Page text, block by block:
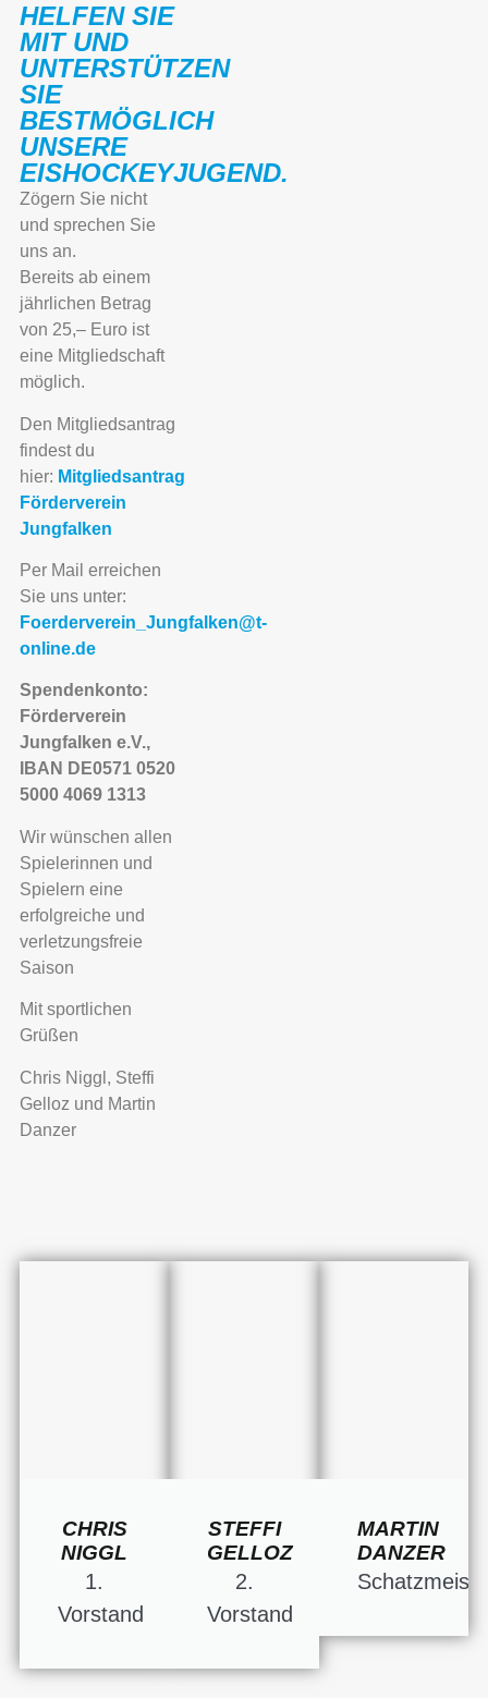
HELFEN SIE
MIT UND
UNTERSTÜTZEN
SIE
BESTMÖGLICH
UNSERE
EISHOCKEYJUGEND.
Zögern Sie nicht
und sprechen Sie
uns an.
Bereits ab einem
jährlichen Betrag
von 25,– Euro ist
eine Mitgliedschaft
möglich.
Den Mitgliedsantrag
findest du
hier: Mitgliedsantrag
Förderverein
Jungfalken
Per Mail erreichen
Sie uns unter:
Foerderverein_Jungfalken@t-
online.de
Spendenkonto:
Förderverein
Jungfalken e.V.,
IBAN DE0571 0520
5000 4069 1313
Wir wünschen allen
Spielerinnen und
Spielern eine
erfolgreiche und
verletzungsfreie
Saison
Mit sportlichen
Grüßen
Chris Niggl, Steffi
Gelloz und Martin
Danzer
CHRIS
NIGGL
1.
Vorstand
STEFFI
GELLOZ
2.
Vorstand
MARTIN
DANZER